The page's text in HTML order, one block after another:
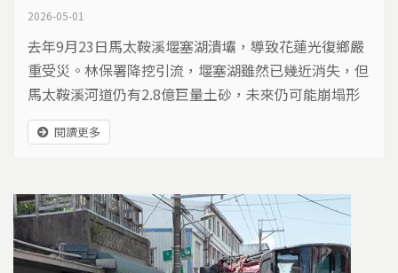
2026-05-01
去年9月23日馬太鞍溪堰塞湖潰壩，導致花蓮光復鄉嚴
重受災。林保署降挖引流，堰塞湖雖然已幾近消失，但
馬太鞍溪河道仍有2.8億巨量土砂，未來仍可能崩塌形
成新的堰塞湖。為了在汛期前做好防災準備，花蓮縣4
月30日舉行「馬太鞍溪堰塞湖災害避難疏散收容演
光復鄉、萬榮鄉、鳳林鎮三鄉鎮公所，先進行兵棋推
演，下午則進行實兵演練。
閱讀更多